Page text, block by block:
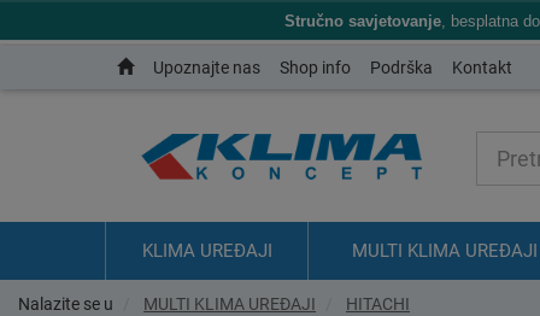
Stručno savjetovanje, besplatna
Upoznajte nas Shop info Podrška Kontakt
KLIMA UREĐAJI MULTI KLIMA UREĐAJI
Nalazite se u MULTI KLIMA UREĐAJI HITACHI